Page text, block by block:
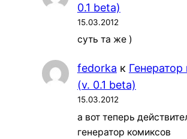
0.1 beta)
15.03.2012
суть та же )
fedorka к
(v. 0.1 beta)
15.03.2012
а вот теперь
генератор комиксов